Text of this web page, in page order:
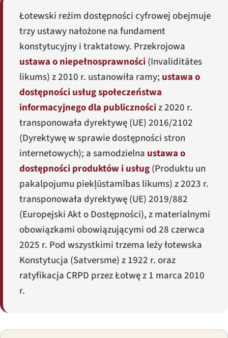
Łotewski reżim dostępności cyfrowej obejmuje
trzy ustawy nałożone na fundament
konstytucyjny i traktatowy. Przekrojowa
ustawa o niepełnosprawności (Invaliditātes
likums) z 2010 r. ustanowiła ramy; ustawa o
dostępności usług społeczeństwa
informacyjnego dla publicznościz 2020 r.
transponowała dyrektywę (UE) 2016/2102
(Dyrektywę w sprawie dostępności stron
internetowych); a samodzielna ustawa o
dostępności produktów i usług(Produktu un
pakalpojumu piekļūstamības likums) z 2023 r.
transponowała dyrektywę (UE) 2019/882
(Europejski Akt o Dostępności), z materialnymi
obowiązkami obowiązującymi od 28 czerwca
2025 r. Pod wszystkimi trzema leży łotewska
Konstytucja (Satversme) z 1922 r. oraz
ratyfikacja CRPD przez Łotwę z 1 marca 2010
r.